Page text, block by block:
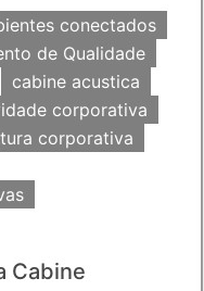
conectados
de Qualidade
cabine acustica
corporativa
corporativa
Cabine